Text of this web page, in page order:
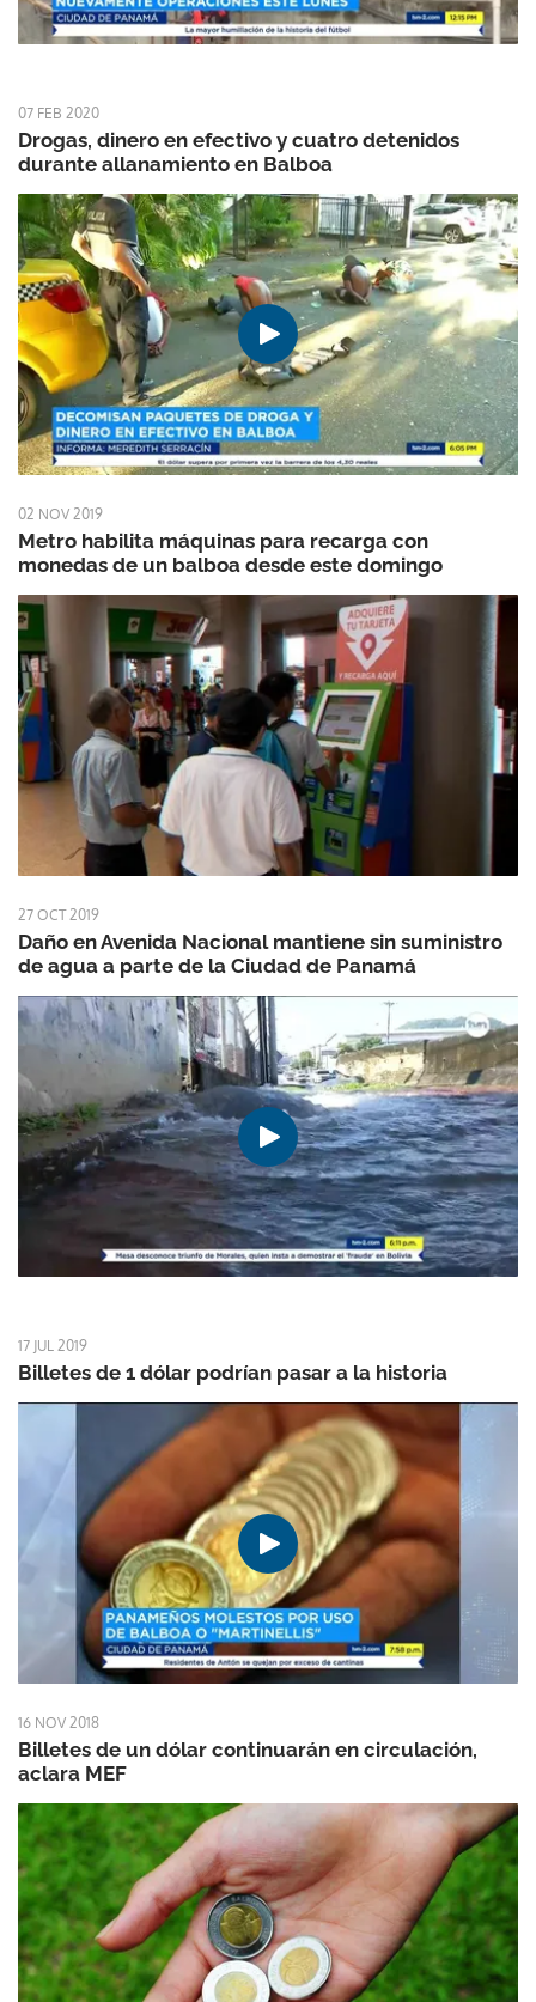
07 FEB 2020
Drogas, dinero en efectivo y cuatro detenidos
durante allanamiento en Balboa
02 NOV 2019
Metro habilita máquinas para recarga con
monedas de un balboa desde este domingo
27 OCT 2019
Daño en Avenida Nacional mantiene sin suministro
de agua a parte de la Ciudad de Panamá
17 JUL 2019
Billetes de 1 dólar podrían pasar a la historia
16 NOV 2018
Billetes de un dólar continuarán en circulación,
aclara MEF